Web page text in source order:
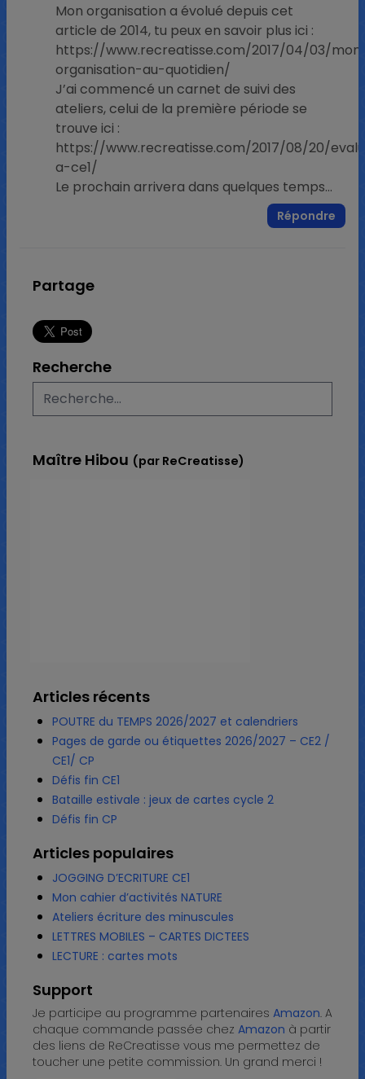
Mon organisation a évolué depuis cet
article de 2014, tu peux en savoir plus ici :
https://www.recreatisse.com/2017/04/03/
organisation-au-quotidien/
J’ai commencé un carnet de suivi des
ateliers, celui de la première période se
trouve ici :
https://www.recreatisse.com/2017/08/20/
a-ce1/
Le prochain arrivera dans quelques temps…
Répondre
Partage
Recherche
Maître Hibou (par ReCreatisse)
Articles récents
POUTRE du TEMPS 2026/2027 et calendriers
Pages de garde ou étiquettes 2026/2027 – CE2 /
CE1/ CP
Défis fin CE1
Bataille estivale : jeux de cartes cycle 2
Défis fin CP
Articles populaires
JOGGING D’ECRITURE CE1
Mon cahier d’activités NATURE
Ateliers écriture des minuscules
LETTRES MOBILES – CARTES DICTEES
LECTURE : cartes mots
Support
Je participe au programme partenaires Amazon. A
chaque commande passée chez Amazon à partir
des liens de ReCreatisse vous me permettez de
toucher une petite commission. Un grand merci !